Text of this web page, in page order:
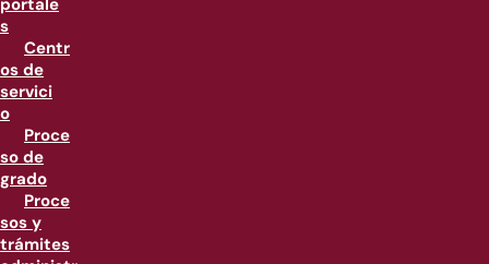
portale
s
Centr
os de
servici
o
Proce
so de
grado
Proce
sos y
trámites